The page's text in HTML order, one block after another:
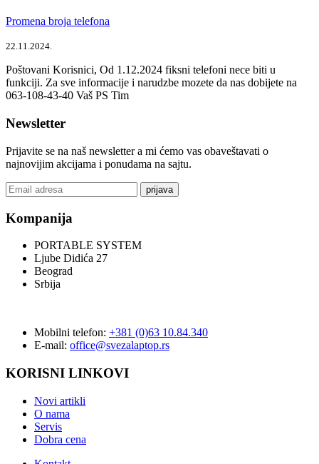
Promena broja telefona
22.11.2024.
Poštovani Korisnici, Od 1.12.2024 fiksni telefoni nece biti u
funkciji. Za sve informacije i narudzbe mozete da nas dobijete na
063-108-43-40 Vaš PS Tim
Newsletter
Prijavite se na naš newsletter a mi ćemo vas obaveštavati o
najnovijim akcijama i ponudama na sajtu.
prijava
Kompanija
PORTABLE SYSTEM
Ljube Didića 27
Beograd
Srbija
Mobilni telefon: +381 (0)63 10.84.340
E-mail: office@svezalaptop.rs
KORISNI LINKOVI
Novi artikli
O nama
Servis
Dobra cena